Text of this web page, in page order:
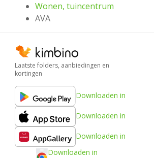
Wonen, tuincentrum
AVA
Laatste folders, aanbiedingen en
kortingen
Downloaden in
Downloaden in
Downloaden in
Downloaden in